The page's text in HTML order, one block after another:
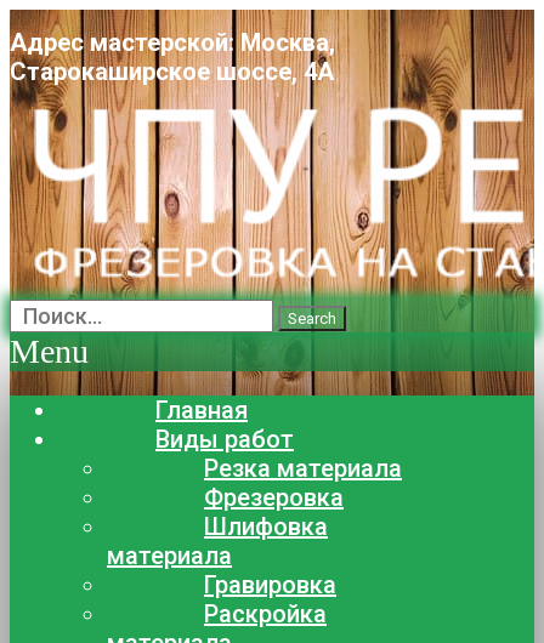
Адрес мастерской: Москва,
Старокаширское шоссе, 4А
Search
Menu
Главная
Виды работ
Резка материала
Фрезеровка
Шлифовка
материала
Гравировка
Раскройка